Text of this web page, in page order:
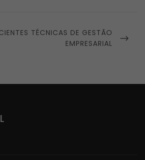
TÉCNICAS DE GESTÃO
EMPRESARIAL